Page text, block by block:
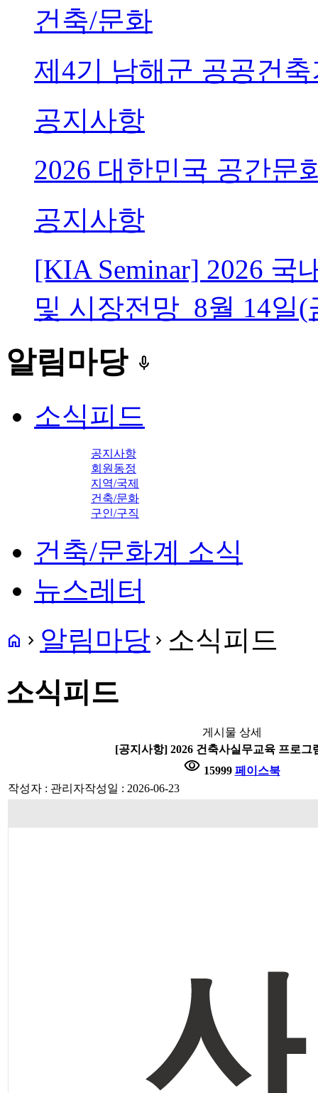
건축/문화
제4기 남해군 공공건
공지사항
2026 대한민국 공간문
공지사항
[KIA Seminar] 2026 국
및 시장전망_8월 14일(
알림마당 keyboard_voice
소식피드
공지사항
회원동정
지역/국제
건축/문화
구인/구직
건축/문화계 소식
뉴스레터
home navigate_next 알림마당 navigate_next 소식피드
소식피드
게시물 상세
[공지사항] 2026 건축사실무교육 프로그
visibility 15999 페이스북
작성자 : 관리자작성일 : 2026-06-23